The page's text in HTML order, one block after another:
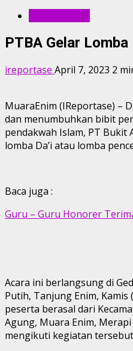
PTBA Gelar Lomba
ireportase April 7, 2023 2
MuaraEnim (IReportase) –
dan menumbuhkan bibit
pendakwah Islam, PT Bukit
lomba Da’i atau lomba
Baca juga :
Guru – Guru Honorer
Acara ini berlangsung di
Putih, Tanjung Enim, Kamis
peserta berasal dari
Agung, Muara Enim,
mengikuti kegiatan